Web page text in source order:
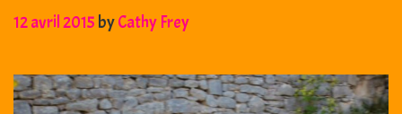
12 avril 2015 byCathy Frey